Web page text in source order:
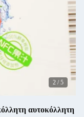
2 /5
αυτοκόλλητη